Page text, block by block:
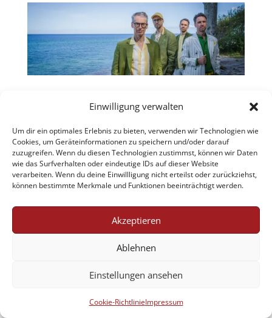
Einwilligung verwalten
Um dir ein optimales Erlebnis zu bieten, verwenden wir Technologien wie
Cookies, um Geräteinformationen zu speichern und/oder darauf
zuzugreifen. Wenn du diesen Technologien zustimmst, können wir Daten
wie das Surfverhalten oder eindeutige IDs auf dieser Website
verarbeiten. Wenn du deine Einwillligung nicht erteilst oder zurückziehst,
können bestimmte Merkmale und Funktionen beeinträchtigt werden.
Akzeptieren
Ablehnen
Einstellungen ansehen
Cookie-RichtlinieImpressum
Jobs AGB
Datenschutzerklärung
Impressum
Cookie-Richtlinie (EU)